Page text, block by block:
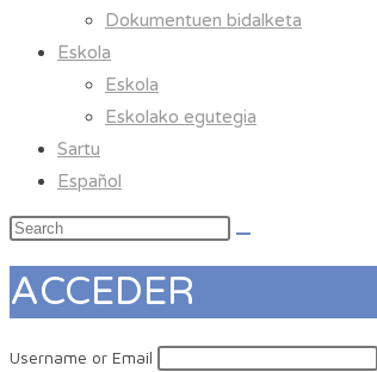
Dokumentuen bidalketa
Eskola
Eskola
Eskolako egutegia
Sartu
Español
ACCEDER
Username or Email